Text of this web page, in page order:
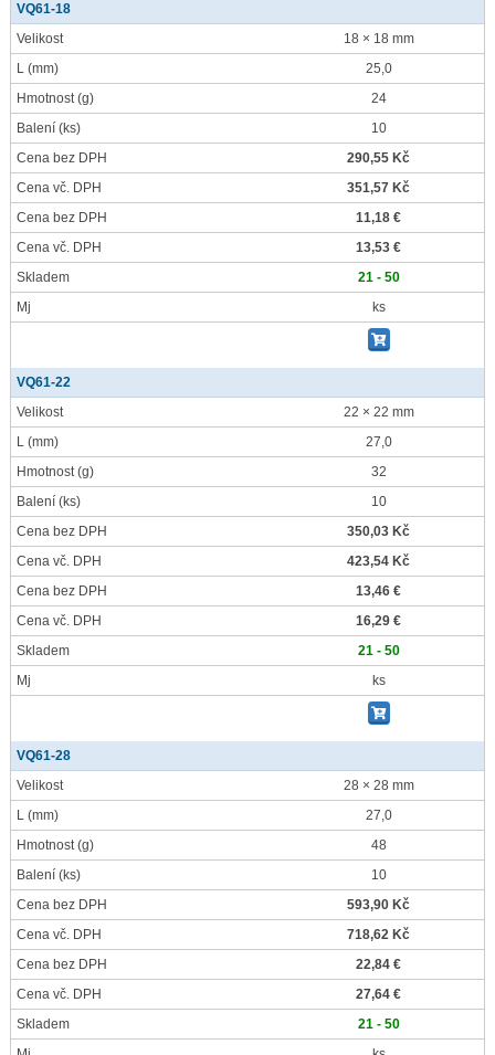
VQ61-18
Velikost
18 × 18 mm
L (mm)
25,0
Hmotnost(g)
24
Balení (ks)
10
Cena bez DPH
290,55 Kč
Cena vč. DPH
351,57 Kč
Cena bez DPH
11,18 €
Cena vč. DPH
13,53 €
Skladem
21 - 50
Mj
ks
VQ61-22
Velikost
22 × 22 mm
L (mm)
27,0
Hmotnost(g)
32
Balení (ks)
10
Cena bez DPH
350,03 Kč
Cena vč. DPH
423,54 Kč
Cena bez DPH
13,46 €
Cena vč. DPH
16,29 €
Skladem
21 - 50
Mj
ks
VQ61-28
Velikost
28 × 28 mm
L (mm)
27,0
Hmotnost(g)
48
Balení (ks)
10
Cena bez DPH
593,90 Kč
Cena vč. DPH
718,62 Kč
Cena bez DPH
22,84 €
Cena vč. DPH
27,64 €
Skladem
21 - 50